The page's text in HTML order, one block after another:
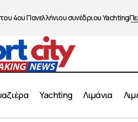
4ου Πανελλήνιου συνέδριου Yachting
Yachting Λιμάνια